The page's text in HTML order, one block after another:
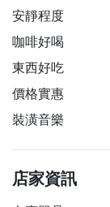
安靜程度
咖啡好喝
東西好吃
價格實惠
裝潢音樂
店家資訊